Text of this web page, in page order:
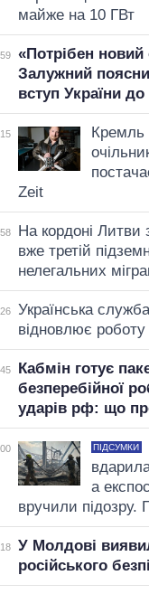
майже на 10 ГВт
«Потрібен
Залужний
вступ України
Кремль
Zeit
На кордоні
вже третій
нелегальних
Українська
відновлює роботу
Кабмін готує
безперебійної
ударів рф: що
ПІДСУМКИ
а
вручили підозру.
У Молдові
російського